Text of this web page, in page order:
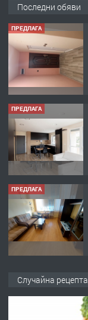
Последни обяви
ПРЕДЛАГА
ПРЕДЛАГА
ПРЕДЛАГА
Случайна рецепта